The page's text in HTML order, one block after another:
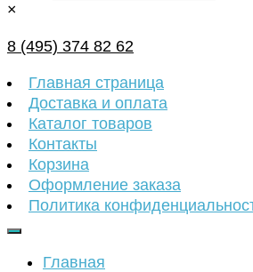
×
8 (495) 374 82 62
Главная страница
Доставка и оплата
Каталог товаров
Контакты
Корзина
Оформление заказа
Политика
Главная